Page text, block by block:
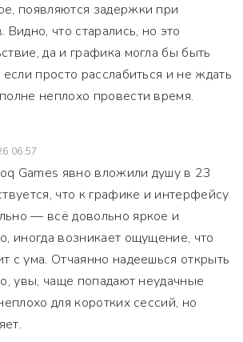
появляются задержки при
Видно, что старались, но это
да и графика могла бы быть
просто расслабиться и не ждать
неплохо провести время.
06:57
Games явно вложили душу в 23
что к графике и интерфейсу
— всё довольно яркое и
иногда возникает ощущение, что
с ума. Отчаянно надеешься открыть
увы, чаще попадают неудачные
для коротких сессий, но